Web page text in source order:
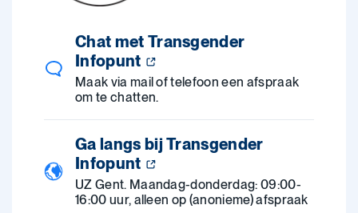
Chat met Transgender
Infopunt
Maak via mail of telefoon een afspraak
om te chatten.
Ga langs bij Transgender
Infopunt
UZ Gent. Maandag-donderdag: 09:00-
16:00 uur, alleen op (anonieme) afspraak